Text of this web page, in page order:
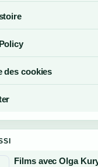
des cookies
Films avec Olga